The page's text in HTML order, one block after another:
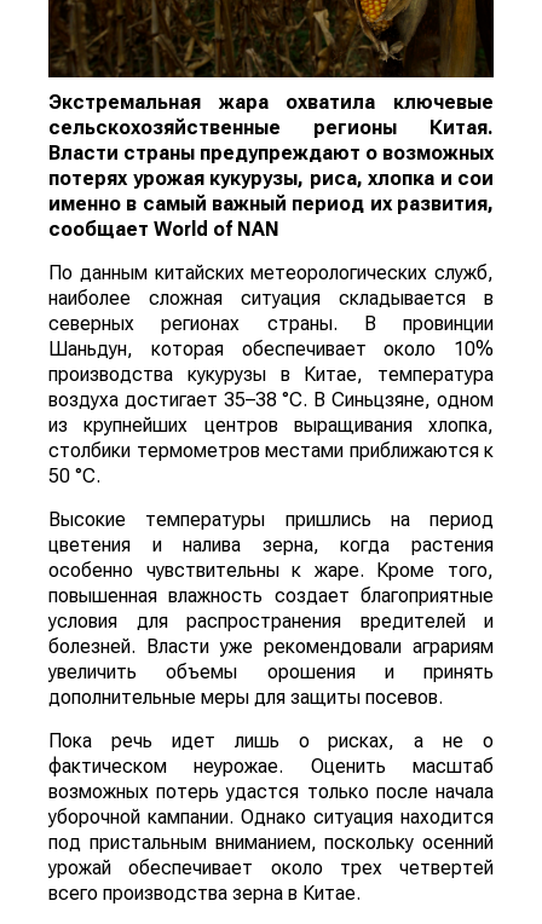
Экстремальная жара охватила ключевые
сельскохозяйственные регионы Китая.
Власти страны предупреждают о возможных
потерях урожая кукурузы, риса, хлопка и сои
именно в самый важный период их развития,
сообщает World of NAN
По данным китайских метеорологических служб,
наиболее сложная ситуация складывается в
северных регионах страны. В провинции
Шаньдун, которая обеспечивает около 10%
производства кукурузы в Китае, температура
воздуха достигает 35–38 °C. В Синьцзяне, одном
из крупнейших центров выращивания хлопка,
столбики термометров местами приближаются к
50 °C.
Высокие температуры пришлись на период
цветения и налива зерна, когда растения
особенно чувствительны к жаре. Кроме того,
повышенная влажность создает благоприятные
условия для распространения вредителей и
болезней. Власти уже рекомендовали аграриям
увеличить объемы орошения и принять
дополнительные меры для защиты посевов.
Пока речь идет лишь о рисках, а не о
фактическом неурожае. Оценить масштаб
возможных потерь удастся только после начала
уборочной кампании. Однако ситуация находится
под пристальным вниманием, поскольку осенний
урожай обеспечивает около трех четвертей
всего производства зерна в Китае.